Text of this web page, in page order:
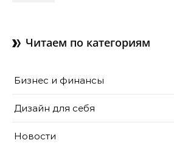
Читаем по категориям
Бизнес и финансы
Дизайн для себя
Новости